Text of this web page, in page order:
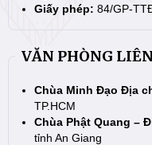
Giấy phép: 84/GP-
VĂN PHÒNG
Chùa Minh Đạo Địa
TP.HCM
Chùa Phật Quang –
tỉnh An Giang